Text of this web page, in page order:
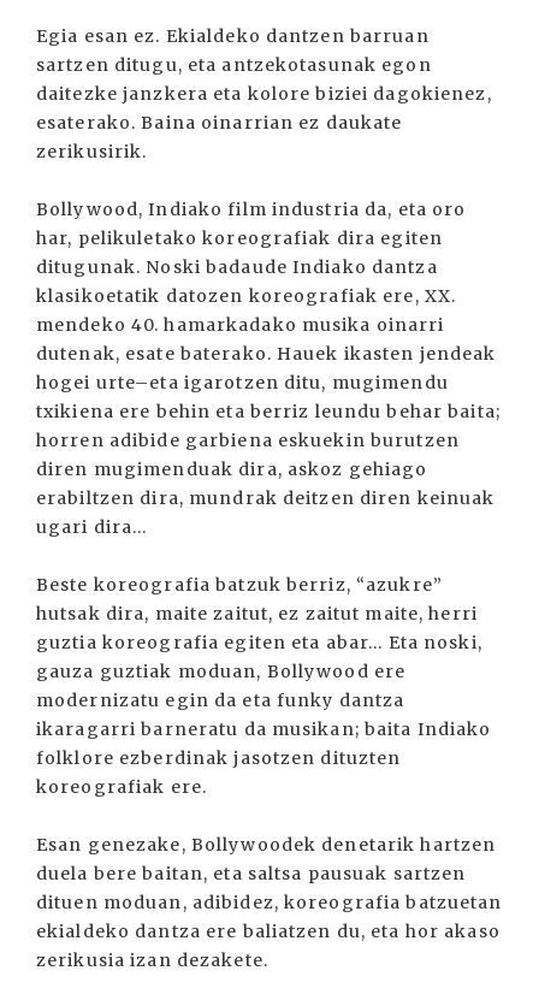
Egia esan ez. Ekialdeko dantzen barruan
sartzen ditugu, eta antzekotasunak egon
daitezke janzkera eta kolore biziei dagokienez,
esaterako. Baina oinarrian ez daukate
zerikusirik.
Bollywood, Indiako film industria da, eta oro
har, pelikuletako koreografiak dira egiten
ditugunak. Noski badaude Indiako dantza
klasikoetatik datozen koreografiak ere, XX.
mendeko 40. hamarkadako musika oinarri
dutenak, esate baterako. Hauek ikasten jendeak
hogei urte–eta igarotzen ditu, mugimendu
txikiena ere behin eta berriz leundu behar baita;
horren adibide garbiena eskuekin burutzen
diren mugimenduak dira, askoz gehiago
erabiltzen dira, mundrak deitzen diren keinuak
ugari dira...
Beste koreografia batzuk berriz, “azukre”
hutsak dira, maite zaitut, ez zaitut maite, herri
guztia koreografia egiten eta abar... Eta noski,
gauza guztiak moduan, Bollywood ere
modernizatu egin da eta funky dantza
ikaragarri barneratu da musikan; baita Indiako
folklore ezberdinak jasotzen dituzten
koreografiak ere.
Esan genezake, Bollywoodek denetarik hartzen
duela bere baitan, eta saltsa pausuak sartzen
dituen moduan, adibidez, koreografia batzuetan
ekialdeko dantza ere baliatzen du, eta hor akaso
zerikusia izan dezakete.